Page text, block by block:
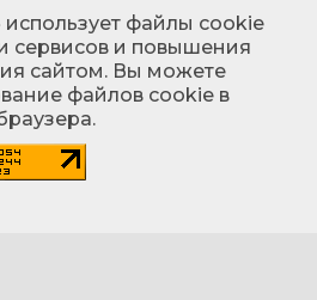
файлы cookie
сервисов и повышения
сайтом. Вы можете
файлов cookie в